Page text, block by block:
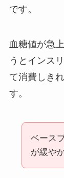
です。
血糖値が急
うとインス
て消費しき
す。
ベース
が緩や